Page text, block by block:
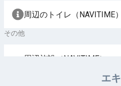
周辺のトイレ（NAVITIME）
その他
周辺施設（NAVITIME）
エキ